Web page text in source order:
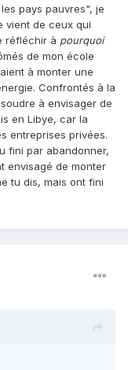
pays pauvres", je
vient de ceux qui
réfléchir à pourquoi
de mon école
à monter une
Confrontés à la
à envisager de
en Libye, car la
entreprises privées.
fini par abandonner,
envisagé de monter
tu dis, mais ont fini